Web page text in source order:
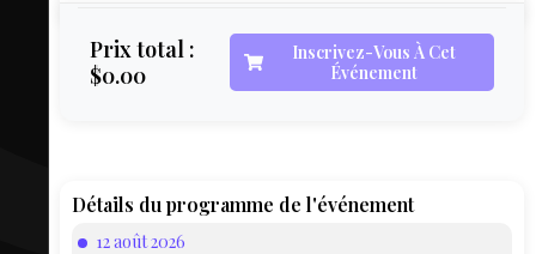
MON
COMPTE
Prix total :
$0.00
Inscrivez-Vous À Cet
Événement
Détails du programme de l'événement
12 août 2026